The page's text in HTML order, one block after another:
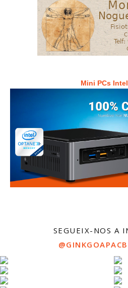
Mini PCs
SEGUEIX-NOS A